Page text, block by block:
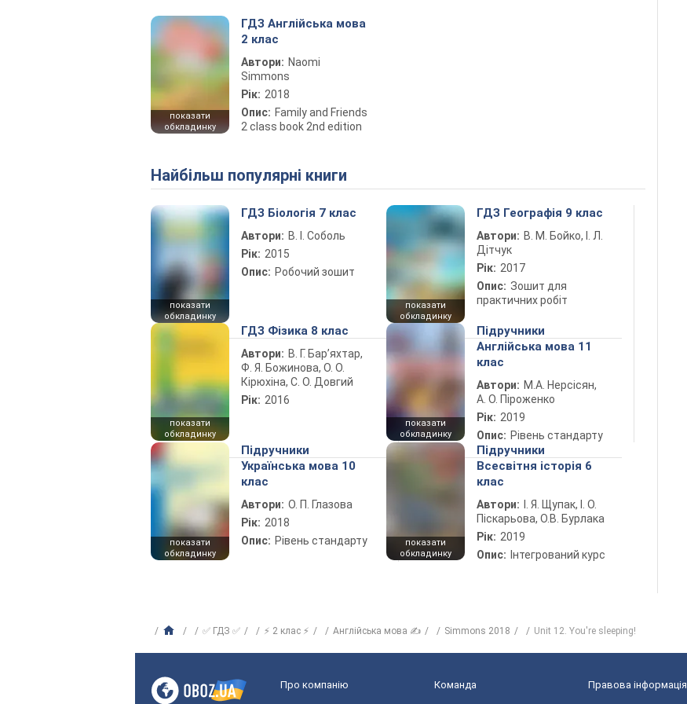
показати
обкладинку
ГДЗ Англійська мова
2 клас
Автори: Naomi
Simmons
Рік: 2018
Опис: Family and Friends
2 class book 2nd edition
Найбільш популярні книги
показати
обкладинку
ГДЗ Біологія 7 клас
Автори: В. І. Соболь
Рік: 2015
Опис: Робочий зошит
показати
обкладинку
ГДЗ Географія 9 клас
Автори: В. М. Бойко, І. Л.
Дітчук
Рік: 2017
Опис: Зошит для
практичних робіт
показати
обкладинку
ГДЗ Фізика 8 клас
Автори: В. Г. Бар’яхтар,
Ф. Я. Божинова, О. О.
Кірюхіна, С. О. Довгий
Рік: 2016
показати
обкладинку
Підручники
Англійська мова 11
клас
Автори: М.А. Нерсісян,
А. О. Піроженко
Рік: 2019
Опис: Рівень стандарту
показати
обкладинку
Підручники
Українська мова 10
клас
Автори: О. П. Глазова
Рік: 2018
Опис: Рівень стандарту
показати
обкладинку
Підручники
Всесвітня історія 6
клас
Автори:
І. Я. Щупак, І. О.
Піскарьова, О.В. Бурлака
Рік: 2019
Опис: Інтегрований курс
✅ ГДЗ ✅ ⚡ 2 клас ⚡ Англійська мова ✍ Simmons 2018 Unit 12. You're sleeping!
Про компанію Команда Правова інформація